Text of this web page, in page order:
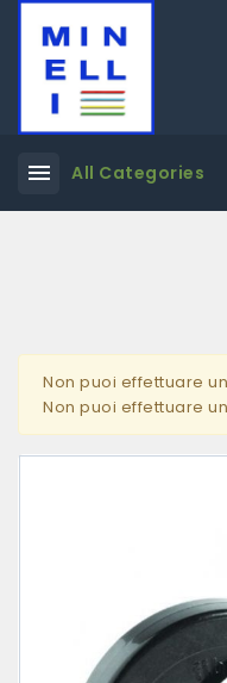
menu All Categories
Non puoi effettuare
Non puoi effettuare